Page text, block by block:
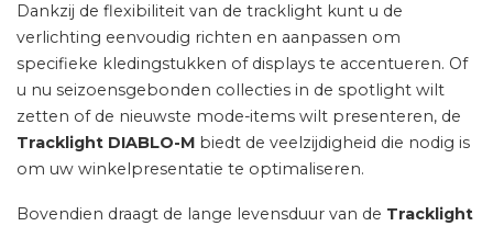
Dankzij de flexibiliteit van de tracklight kunt u de
verlichting eenvoudig richten en aanpassen om
specifieke kledingstukken of displays te accentueren. Of
u nu seizoensgebonden collecties in de spotlight wilt
zetten of de nieuwste mode-items wilt presenteren, de
Tracklight DIABLO-M biedt de veelzijdigheid die nodig is
om uw winkelpresentatie te optimaliseren.
Bovendien draagt de lange levensduur van de Tracklight